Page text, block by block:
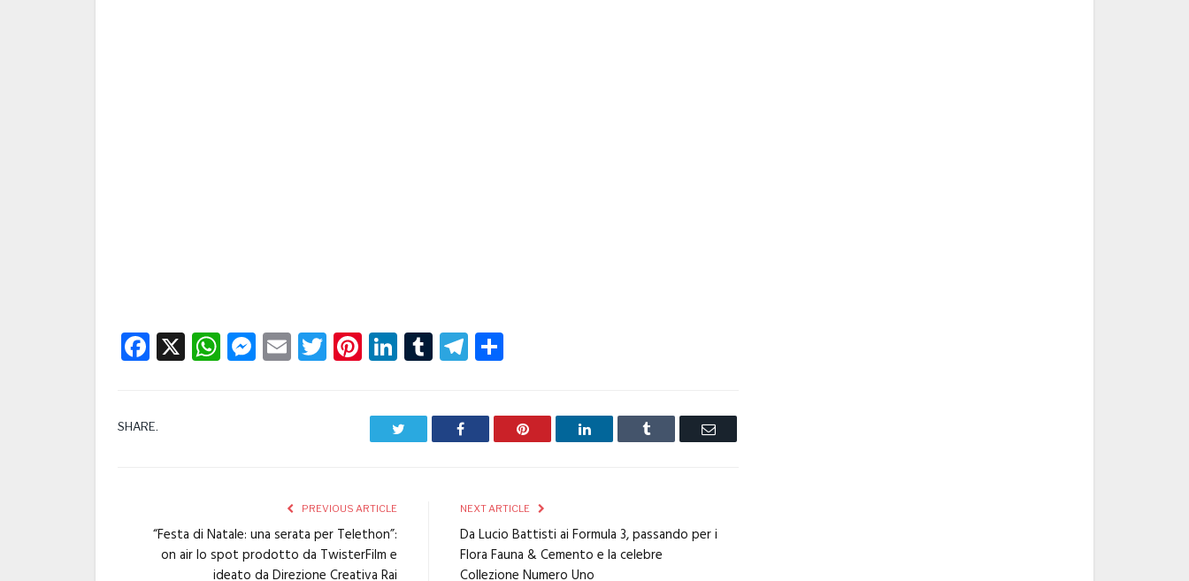
Facebook
X WhatsApp
Messenger
EmailTwitter
Pinterest
LinkedIn
TumblrTelegram
SHARE. Facebook Pinterest LinkedIn Tumblr Email
PREVIOUS ARTICLE
“Festa di Natale: una serata per Telethon”:
on air lo spot prodotto da TwisterFilm e
ideato da Direzione Creativa Rai
NEXT ARTICLE
Da Lucio Battisti ai Formula 3, passando per i
Flora Fauna & Cemento e la celebre
Collezione Numero Uno